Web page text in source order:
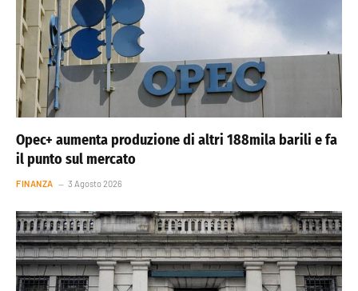
Opec+ aumenta produzione di altri 188mila barili e fa
il punto sul mercato
FINANZA 3 Agosto 2026